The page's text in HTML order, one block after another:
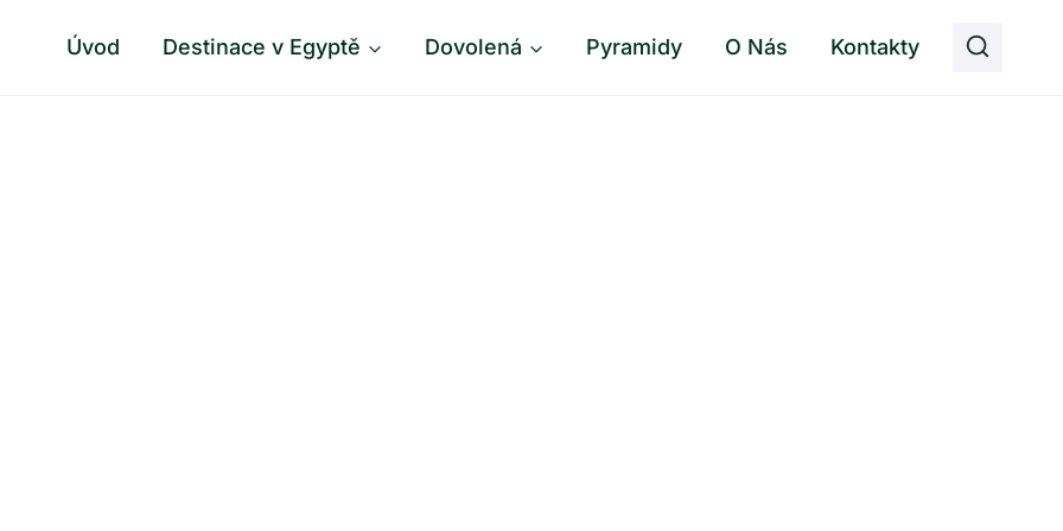
Úvod Destinace v Egyptě Dovolená Pyramidy O Nás Kontakty